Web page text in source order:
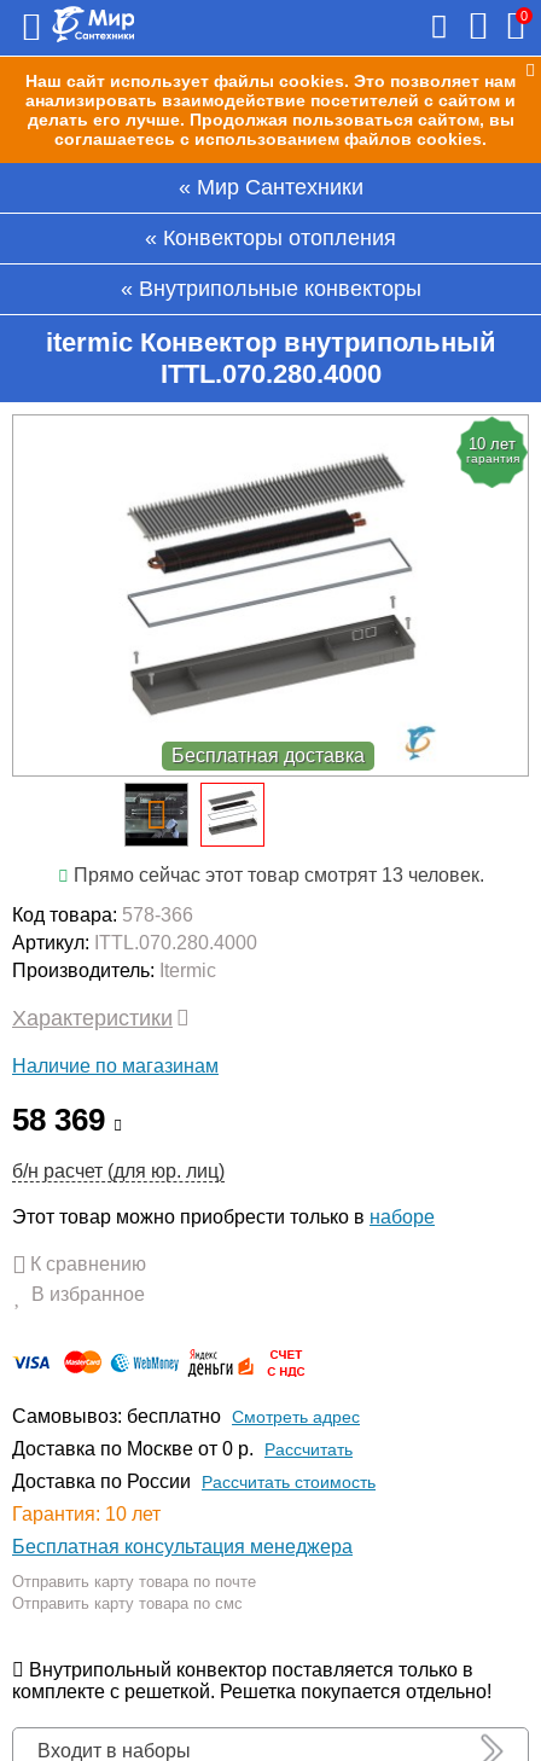
Наш сайт использует файлы cookies. Это позволяет нам
анализировать взаимодействие посетителей с сайтом и
делать его лучше. Продолжая пользоваться сайтом, вы
соглашаетесь с использованием файлов cookies.
0
Мир Сантехники
Конвекторы отопления
Внутрипольные конвекторы
itermic Конвектор внутрипольный
ITTL.070.280.4000
10 лет
гарантия
Бесплатная доставка
Прямо сейчас этот товар смотрят 13 человек.
Код товара: 578-366
Артикул: ITTL.070.280.4000
Производитель: Itermic
Характеристики
Наличие по магазинам
58 369
б/н расчет (для юр. лиц)
Этот товар можно приобрести только в наборе
К сравнению
В избранное
Самовывоз: бесплатно Смотреть адрес
Доставка по Москве от 0 р. Расcчитать
Доставка по России Рассчитать стоимость
Гарантия: 10 лет
Бесплатная консультация менеджера
Отправить карту товара по почте
Отправить карту товара по смс
Внутрипольный конвектор поставляется только в
комплекте с решеткой. Решетка покупается отдельно!
Входит в наборы